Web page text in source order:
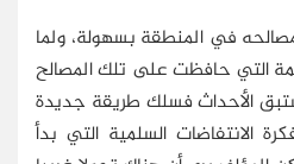
في المنطقة بسهولة، ولما
التي حافظت على تلك المصالح
الأحداث فسلك طريقة جديدة
الانتفاضات السلمية التي بدأ